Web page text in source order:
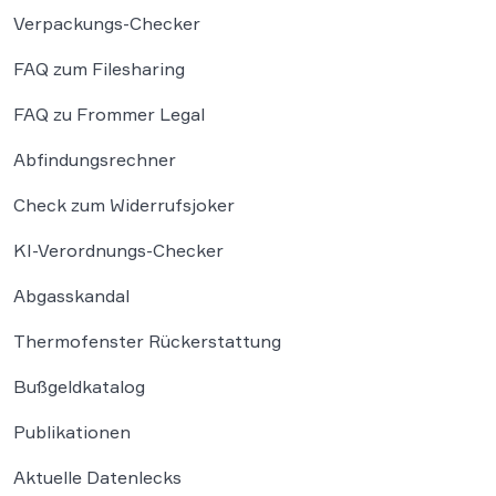
Verpackungs-Checker
FAQ zum Filesharing
FAQ zu Frommer Legal
Abfindungsrechner
Check zum Widerrufsjoker
KI-Verordnungs-Checker
Abgasskandal
Thermofenster Rückerstattung
Bußgeldkatalog
Publikationen
Aktuelle Datenlecks